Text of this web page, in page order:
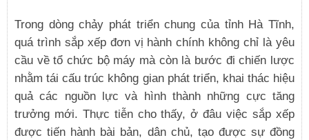
Trong dòng chảy phát triển chung của tỉnh Hà Tĩnh,
quá trình sắp xếp đơn vị hành chính không chỉ là yêu
cầu về tổ chức bộ máy mà còn là bước đi chiến lược
nhằm tái cấu trúc không gian phát triển, khai thác hiệu
quả các nguồn lực và hình thành những cực tăng
trưởng mới. Thực tiễn cho thấy, ở đâu việc sắp xếp
được tiến hành bài bản, dân chủ, tạo được sự đồng